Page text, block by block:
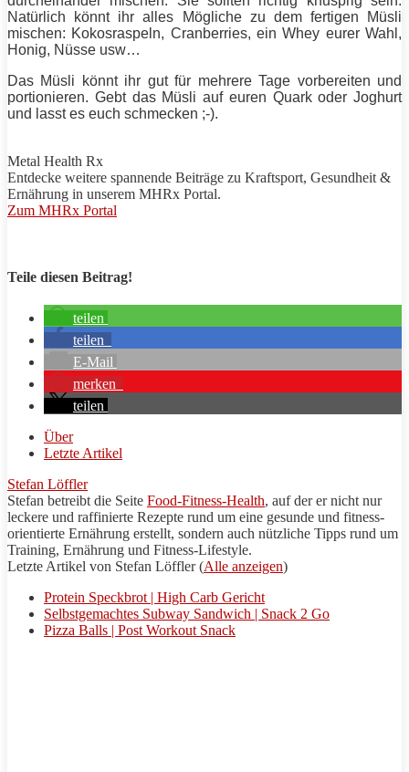
Natürlich könnt ihr alles Mögliche zu dem fertigen Müsli
mischen: Kokosraspeln, Cranberries, ein Whey eurer Wahl,
Honig, Nüsse usw…
Das Müsli könnt ihr gut für mehrere Tage vorbereiten und
portionieren. Gebt das Müsli auf euren Quark oder Joghurt
und lasst es euch schmecken ;-).
Metal Health Rx
Entdecke weitere spannende Beiträge zu Kraftsport, Gesundheit &
Ernährung in unserem MHRx Portal.
Zum MHRx Portal
Teile diesen Beitrag!
teilen
teilen
E-Mail
merken
teilen
Über
Letzte Artikel
Stefan Löffler
Stefan betreibt die Seite Food-Fitness-Health, auf der er nicht nur
leckere und raffinierte Rezepte rund um eine gesunde und fitness-
orientierte Ernährung erstellt, sondern auch nützliche Tipps rund um
Training, Ernährung und Fitness-Lifestyle.
Letzte Artikel von Stefan Löffler(Alle anzeigen)
Protein Speckbrot | High Carb Gericht
Selbstgemachtes Subway Sandwich | Snack 2 Go
Pizza Balls | Post Workout Snack